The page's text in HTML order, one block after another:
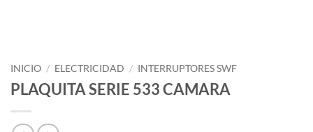
INICIO / ELECTRICIDAD / INTERRUPTORES SWF
PLAQUITA SERIE 533 CAMARA